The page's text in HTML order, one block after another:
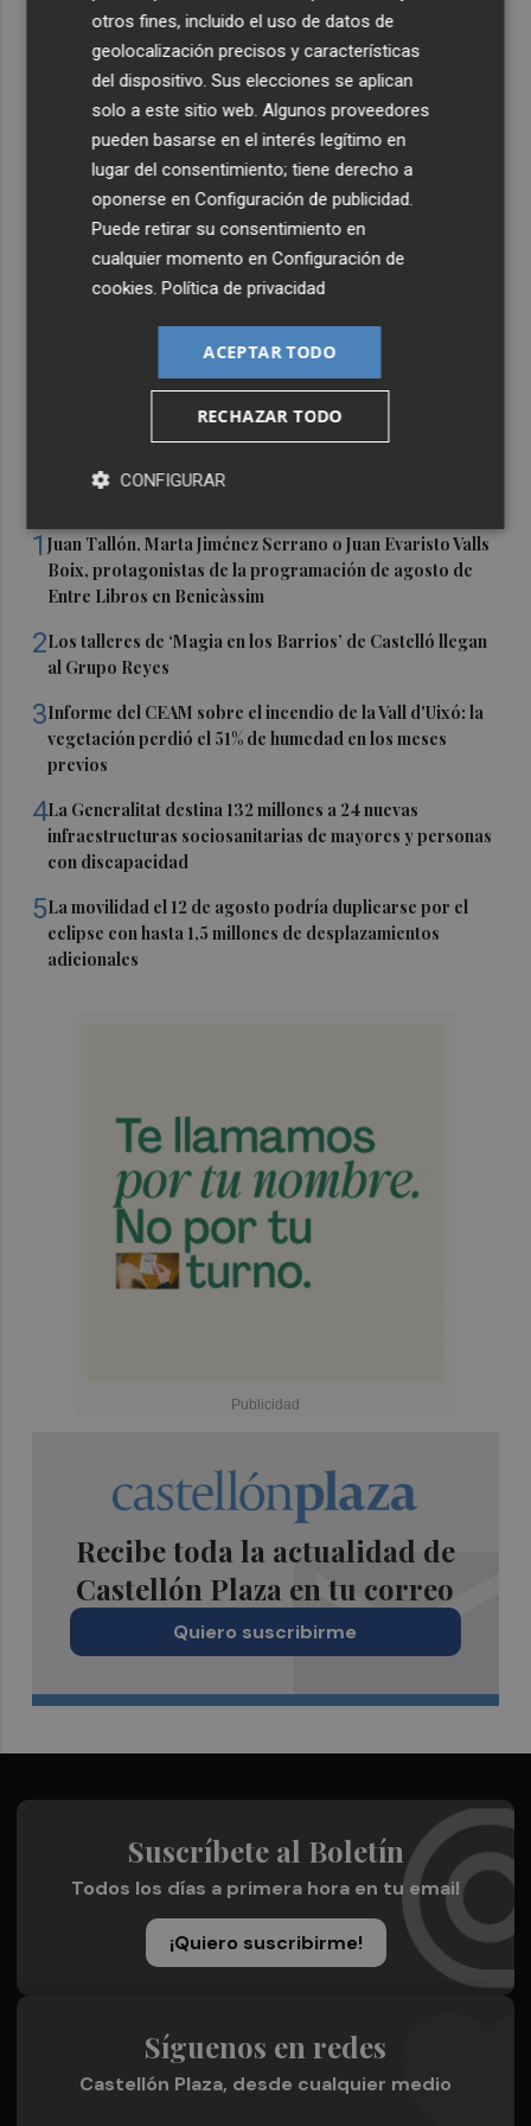
Últimas Noticias
1Juan Tallón, Marta Jiménez Serrano o Juan Evaristo Valls
Boix, protagonistas de la programación de agosto de
Entre Libros en Benicàssim
2Los talleres de ‘Magia en los Barrios’ de Castelló llegan
al Grupo Reyes
3Informe del CEAM sobre el incendio de la Vall d'Uixó: la
vegetación perdió el 51% de humedad en los meses
previos
4La Generalitat destina 132 millones a 24 nuevas
infraestructuras sociosanitarias de mayores y personas
con discapacidad
5La movilidad el 12 de agosto podría duplicarse por el
eclipse con hasta 1,5 millones de desplazamientos
adicionales
Recibe toda la actualidad de
Castellón Plaza en tu correo
Quiero suscribirme
Suscríbete al Boletín
Todos los días a primera hora en tu email
¡Quiero suscribirme!
Síguenos en redes
Castellón Plaza, desde cualquier medio
otros fines, incluido el uso de datos de
geolocalización precisos y características
del dispositivo. Sus elecciones se aplican
solo a este sitio web. Algunos proveedores
pueden basarse en el interés legítimo en
lugar del consentimiento; tiene derecho a
oponerse enConfiguración de publicidad
Puede retirar su consentimiento en
cualquier momento enConfiguración de
cookies .Política de privacidad
ACEPTAR TODO
RECHAZAR TODO
CONFIGURAR